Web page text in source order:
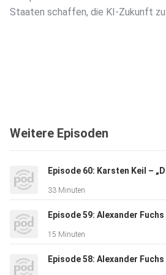
Staaten schaffen, die KI-Zukunft
Weitere Episoden
33 Minuten
15 Minuten